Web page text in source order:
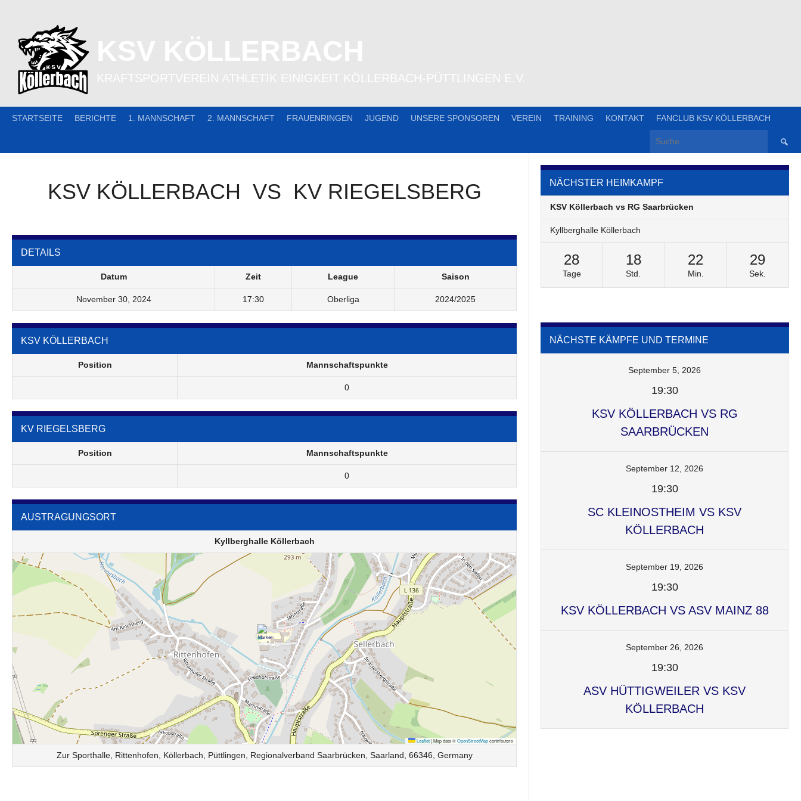
STARTSEITE BERICHTE 1. MANNSCHAFT 2. MANNSCHAFT FRAUENRINGEN JUGEND UNSERE SPONSOREN VEREIN TRAINING KONTAKT FANCLUB KSV KÖLLERBACH
Suche
KSV KÖLLERBACH VS KV RIEGELSBERG
DETAILS
Datum Zeit League Saison
November 30, 2024 17:30 Oberliga 2024/2025
KSV KÖLLERBACH
Position Mannschaftspunkte
0
KV RIEGELSBERG
Position Mannschaftspunkte
0
AUSTRAGUNGSORT
Kyllberghalle Köllerbach
Leaflet|Map data ©OpenStreetMapcontributors
Zur Sporthalle, Rittenhofen, Köllerbach, Püttlingen, Regionalverband Saarbrücken, Saarland, 66346, Germany
NÄCHSTER HEIMKAMPF
KSV Köllerbach vs RG Saarbrücken
Kyllberghalle Köllerbach
28
Tage
18
Std.
22
Min.
29
Sek.
NÄCHSTE KÄMPFE UND TERMINE
September 5, 2026
19:30
KSV KÖLLERBACH VS RG
SAARBRÜCKEN
September 12, 2026
19:30
SC KLEINOSTHEIM VS KSV
KÖLLERBACH
September 19, 2026
19:30
KSV KÖLLERBACH VS ASV MAINZ 88
September 26, 2026
19:30
ASV HÜTTIGWEILER VS KSV
KÖLLERBACH